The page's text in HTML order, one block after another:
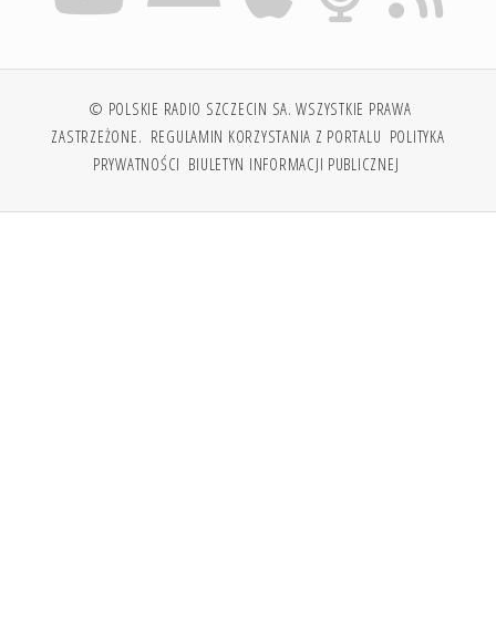
© POLSKIE RADIO SZCZECIN SA. WSZYSTKIE PRAWA
ZASTRZEŻONE. REGULAMIN KORZYSTANIA Z PORTALU POLITYKA
PRYWATNOŚCI BIULETYN INFORMACJI PUBLICZNEJ